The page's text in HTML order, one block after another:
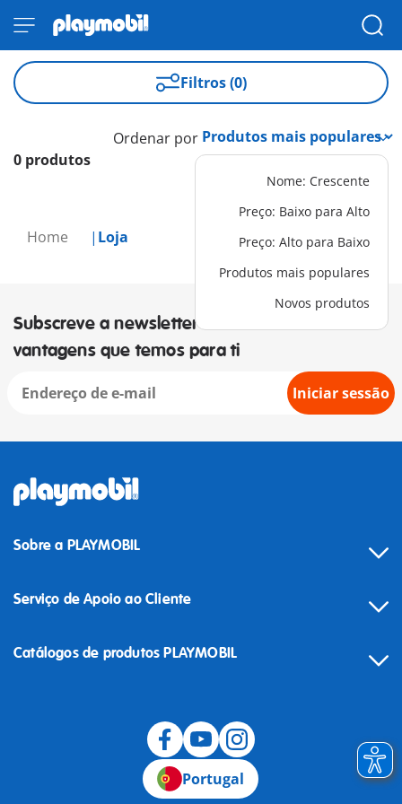
Home Loja
Filtros (0)
0 produtos
Ordenar por
Nome: Crescente
Preço: Baixo para Alto
Preço: Alto para Baixo
Produtos mais populares
Novos produtos
Subscreve a newsletter e descobre as
vantagens que temos para ti
Iniciar sessão
Sobre a PLAYMOBIL
Serviço de Apoio ao Cliente
Catálogos de produtos PLAYMOBIL
Portugal